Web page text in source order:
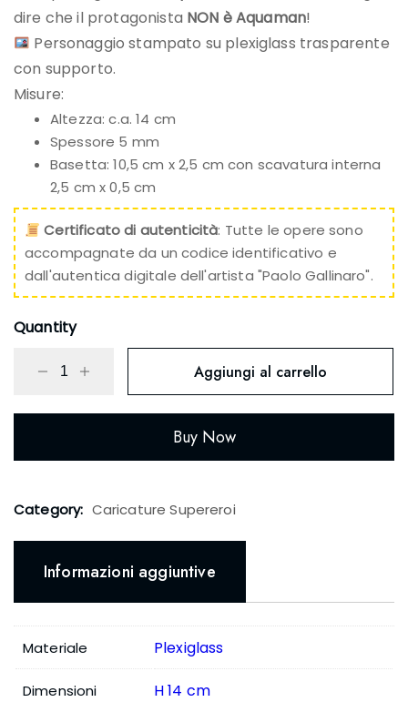
dire che il protagonista NON è Aquaman!
Personaggio stampato su plexiglass trasparente
con supporto.
Misure:
Altezza: c.a. 14 cm
Spessore 5 mm
Basetta: 10,5 cm x 2,5 cm con scavatura interna
2,5 cm x 0,5 cm
Certificato di autenticità: Tutte le opere sono
accompagnate da un codice identificativo e
dall'autentica digitale dell'artista "Paolo Gallinaro".
Quantity
Aggiungi al carrello
Buy Now
Category: Caricature Supereroi
Informazioni aggiuntive
Materiale Plexiglass
Dimensioni H 14 cm